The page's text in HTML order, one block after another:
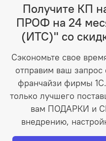
Получите КП
ПРОФ на 24
(ИТС)" со
Сэкономьте свое
отправим ваш
франчайзи фирмы
только лучшего
вам ПОДАРКИ и
внедрению,